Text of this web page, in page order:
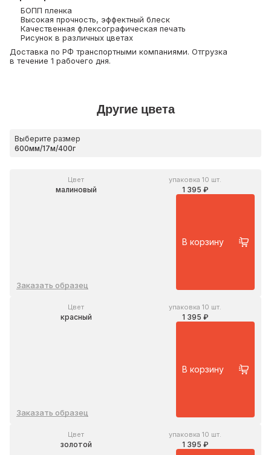
БОПП пленка
Высокая прочность, эффектный блеск
Качественная флексографическая печать
Рисунок в различных цветах
Доставка по РФ транспортными компаниями. Отгрузка
в течение 1 рабочего дня.
Другие цвета
Выберите размер
Цвет
малиновый
упаковка 10 шт.
1 395 ₽
Заказать образец
В корзину
Цвет
красный
упаковка 10 шт.
1 395 ₽
Заказать образец
В корзину
Цвет
золотой
упаковка 10 шт.
1 395 ₽